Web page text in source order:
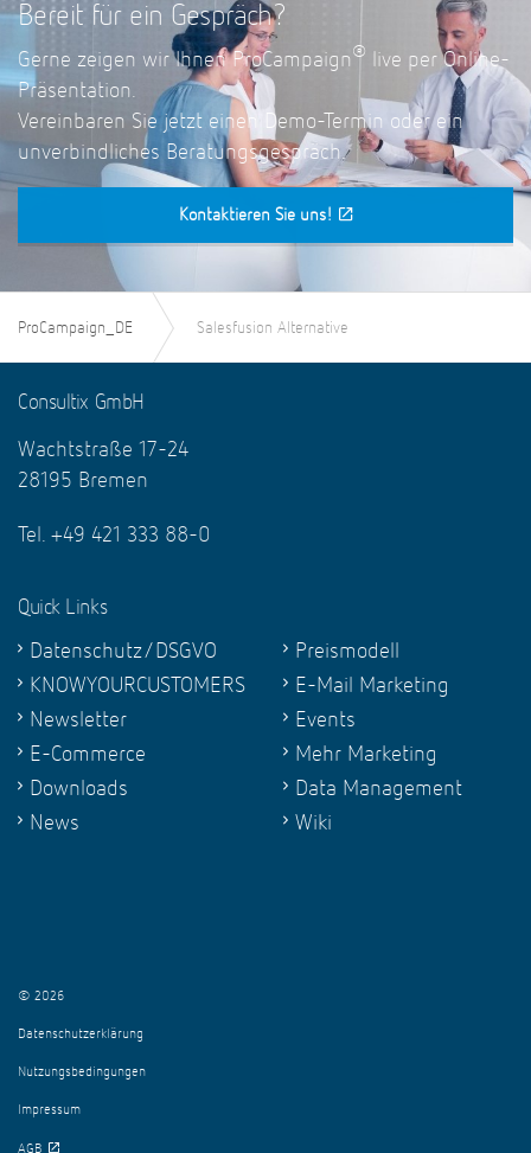
Bereit für ein Gespräch?
Gerne zeigen wir Ihnen ProCampaign ®
live per Online-
Präsentation.
Vereinbaren Sie jetzt einen Demo-Termin oder ein
unverbindliches Beratungsgespräch.
Kontaktieren Sie uns!
ProCampaign_DE Salesfusion Alternative
Consultix GmbH
Wachtstraße 17-24
28195 Bremen
Tel. +49 421 333 88-0
Quick Links
Datenschutz/DSGVO
Preismodell
KNOWYOURCUSTOMERS
E-Mail Marketing
Newsletter
Events
E-Commerce
Mehr Marketing
Downloads
Data Management
News
Wiki
© 2026
Datenschutzerklärung
Nutzungsbedingungen
Impressum
AGB